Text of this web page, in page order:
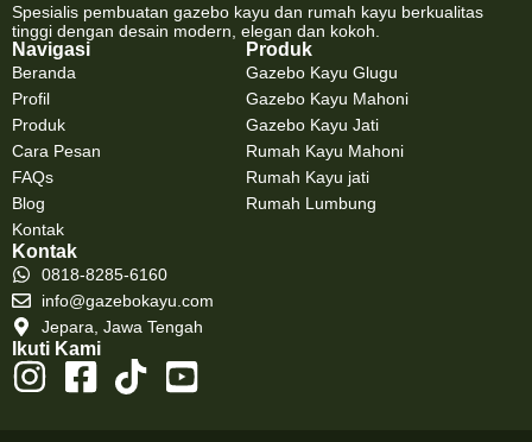
Spesialis pembuatan gazebo kayu dan rumah kayu berkualitas
tinggi dengan desain modern, elegan dan kokoh.
Navigasi
Beranda
Profil
Produk
Cara Pesan
FAQs
Blog
Kontak
Produk
Gazebo Kayu Glugu
Gazebo Kayu Mahoni
Gazebo Kayu Jati
Rumah Kayu Mahoni
Rumah Kayu jati
Rumah Lumbung
Kontak
0818-8285-6160
info@gazebokayu.com
Jepara, Jawa Tengah
Ikuti Kami